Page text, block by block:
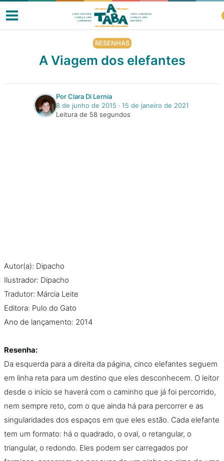
Livros
Resenhas
Colunas
Conteúdos
Cursos On line
Eventos
Podcast
RESENHAS
A Viagem dos elefantes
Por Clara Di Lernia
8 de junho de 2015 ‧ 15 de janeiro de 2021
Leitura de 58 segundos
Autor(a): Dipacho
Ilustrador: Dipacho
Tradutor: Márcia Leite
Editora: Pulo do Gato
Ano de lançamento: 2014
Resenha:
Da esquerda para a direita da página, cinco elefantes seguem
em linha reta para um destino que eles desconhecem. O leitor
desde o início se haverá com o caminho que já foi percorrido,
nem sempre reto, com o que ainda há para percorrer e as
singularidades dos espaços em que eles estão. Cada elefante
tem um formato: há o quadrado, o oval, o retangular, o
triangular, o redondo. Eles podem ser carregados por